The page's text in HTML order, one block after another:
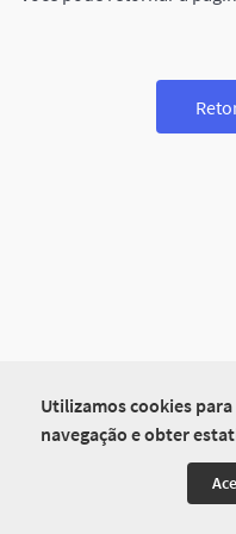
Utilizamos cookies
navegação e obter